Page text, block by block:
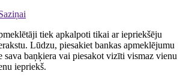
tiek apkalpoti tikai ar iepriekšēju
Lūdzu, piesakiet bankas apmeklējumu
sava baņķiera vai piesakot vizīti vismaz vienu
iepriekš.